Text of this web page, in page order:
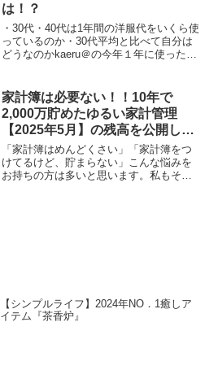
は！？
・30代・40代は1年間の洋服代をいくら使
っているのか・30代平均と比べて自分は
どうなのかkaeru＠の今年１年に使ったカ
服は２８着かばんは６個靴は５足だいた
い、この量...
家計簿は必要ない！！10年で
2,000万貯めたゆるい家計管理
【2025年5月】の残高を公開しま
す!
「家計簿はめんどくさい」「家計簿をつ
けてるけど、貯まらない」こんな悩みを
お持ちの方は多いと思います。私もそう
【シンプルライフ】2024年NO．1癒しア
イテム『茶香炉』